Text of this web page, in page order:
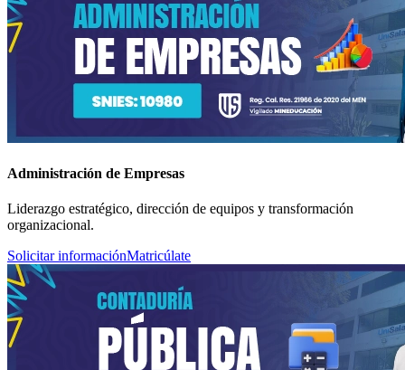
Administración de Empresas
Liderazgo estratégico, dirección de equipos y transformación
organizacional.
Solicitar informaciónMatricúlate